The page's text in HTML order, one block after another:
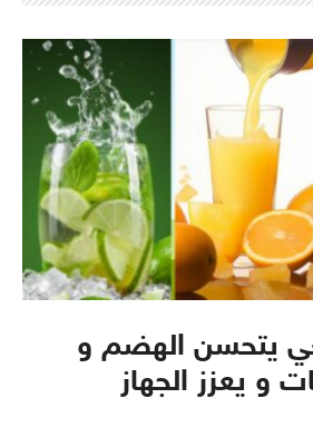
يتحسن الهضم و
و يعزز الجهاز